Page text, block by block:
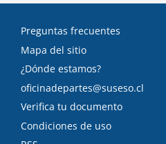
Preguntas frecuentes
Mapa del sitio
¿Dónde estamos?
oficinadepartes@suseso.cl
Verifica tu documento
Condiciones de uso